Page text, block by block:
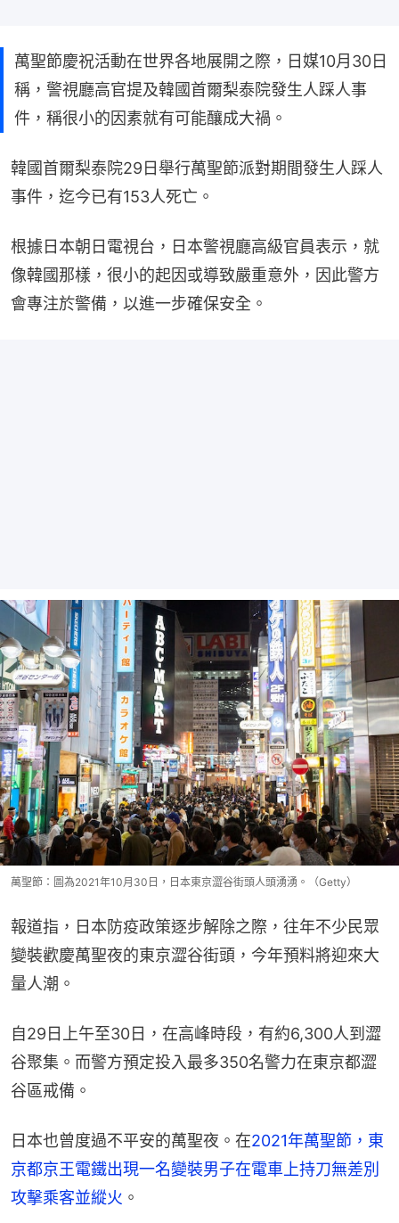
萬聖節慶祝活動在世界各地展開之際，日媒10月30日
稱，警視廳高官提及韓國首爾梨泰院發生人踩人事
件，稱很小的因素就有可能釀成大禍。
韓國首爾梨泰院29日舉行萬聖節派對期間發生人踩人
事件，迄今已有153人死亡。
根據日本朝日電視台，日本警視廳高級官員表示，就
像韓國那樣，很小的起因或導致嚴重意外，因此警方
會專注於警備，以進一步確保安全。
萬聖節：圖為2021年10月30日，日本東京澀谷街頭人頭湧湧。（Getty）
報道指，日本防疫政策逐步解除之際，往年不少民眾
變裝歡慶萬聖夜的東京澀谷街頭，今年預料將迎來大
量人潮。
自29日上午至30日，在高峰時段，有約6,300人到澀
谷聚集。而警方預定投入最多350名警力在東京都澀
谷區戒備。
日本也曾度過不平安的萬聖夜。在2021年萬聖節，東
京都京王電鐵出現一名變裝男子在電車上持刀無差別
攻擊乘客並縱火 。